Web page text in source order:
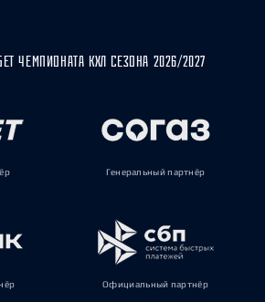
ЧЕМПИОНАТА КХЛ СЕЗОНА 2026/2027
Генеральный партнёр
Официальный партнёр